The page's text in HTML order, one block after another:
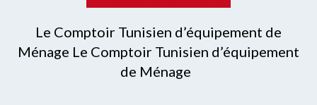
Le Comptoir Tunisien d’équipement de
Ménage Le Comptoir Tunisien d’équipement
de Ménage